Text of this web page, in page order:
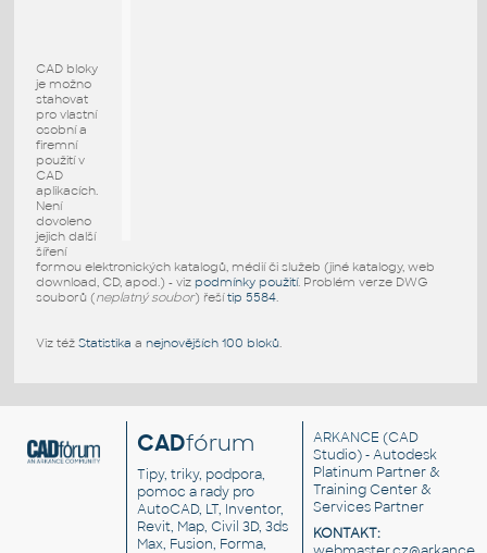
CAD bloky
je možno
stahovat
pro vlastní
osobní a
firemní
použití v
CAD
aplikacích.
Není
dovoleno
jejich další
šíření
formou elektronických katalogů, médií či služeb (jiné katalogy, web
download, CD, apod.) - viz podmínky použití. Problém verze DWG
souborů (neplatný soubor) řešítip 5584.
Viz též Statistika a nejnovějších 100 bloků.
CADfórum
Tipy, triky, podpora,
pomoc a rady pro
AutoCAD, LT, Inventor,
Revit, Map, Civil 3D, 3ds
Max, Fusion, Forma,
ARKANCE (CAD
Studio) - Autodesk
Platinum Partner &
Training Center &
Services Partner
KONTAKT: